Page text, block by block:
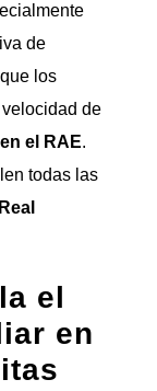
de
los
de
el RAE.
todas las
Real
el
en